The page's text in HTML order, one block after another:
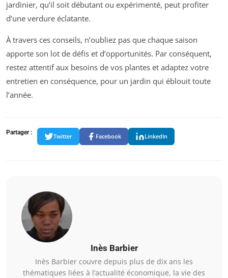
jardinier, qu’il soit débutant ou expérimenté, peut profiter
d’une verdure éclatante.
À travers ces conseils, n’oubliez pas que chaque saison
apporte son lot de défis et d’opportunités. Par conséquent,
restez attentif aux besoins de vos plantes et adaptez votre
entretien en conséquence, pour un jardin qui éblouit toute
l’année.
Partager :
Twitter Facebook LinkedIn
Inès Barbier
Inès Barbier couvre depuis plus de dix ans les
thématiques liées à l’actualité économique, la vie des